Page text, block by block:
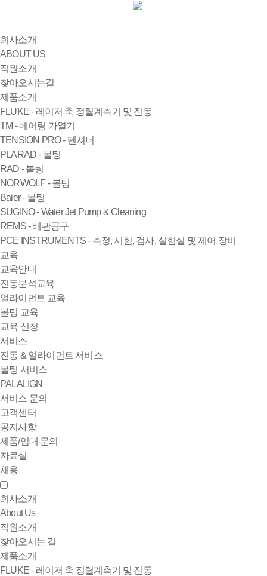
회사소개
ABOUT US
직원소개
찾아오시는길
제품소개
FLUKE - 레이저 축 정렬계측기 및 진동
TM - 베어링 가열기
TENSION PRO - 텐셔너
PLARAD - 볼팅
RAD - 볼팅
NORWOLF - 볼팅
Baier - 볼팅
SUGINO - Water Jet Pump & Cleaning
REMS - 배관공구
PCE INSTRUMENTS - 측정, 시험, 검사, 실험실 및 제어 장비
교육
교육안내
진동분석교육
얼라이먼트 교육
볼팅 교육
교육 신청
서비스
진동 & 얼라이먼트 서비스
볼팅 서비스
PALALIGN
서비스 문의
고객센터
공지사항
제품/임대 문의
자료실
채용
회사소개
About Us
직원소개
찾아오시는 길
제품소개
FLUKE - 레이저 축 정렬계측기 및 진동